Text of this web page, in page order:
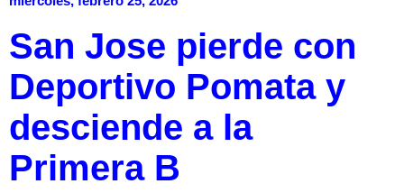
San Jose pierde con
Deportivo Pomata y
desciende a la
Primera B